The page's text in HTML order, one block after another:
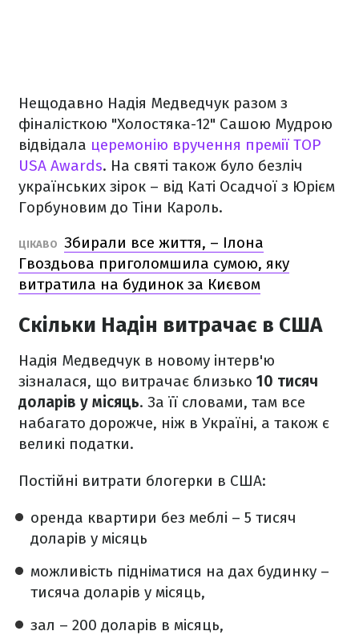
Нещодавно Надія Медведчук разом з
фіналісткою "Холостяка-12" Сашою Мудрою
відвідала церемонію вручення премії TOP
USA Awards. На святі також було безліч
українських зірок – від Каті Осадчої з Юрієм
Горбуновим до Тіни Кароль.
ЦІКАВО Збирали все життя, – Ілона
Гвоздьова приголомшила сумою, яку
витратила на будинок за Києвом
Скільки Надін витрачає в США
Надія Медведчук в новому інтерв'ю
зізналася, що витрачає близько 10 тисяч
доларів у місяць. За її словами, там все
набагато дорожче, ніж в Україні, а також є
великі податки.
Постійні витрати блогерки в США:
оренда квартири без меблі – 5 тисяч
доларів у місяць
можливість підніматися на дах будинку –
тисяча доларів у місяць,
зал – 200 доларів в місяць,